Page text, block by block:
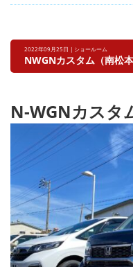
2022年09月25日 | ショールーム
NWGNカスタム（南松本
N-WGNカスタ